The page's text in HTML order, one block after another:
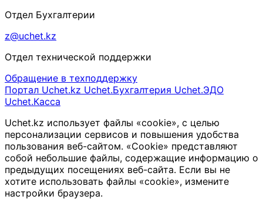
Отдел Бухгалтерии
z@uchet.kz
Отдел технической поддержки
Обращение в техподдержку
Портал Uchet.kz Uchet.Бухгалтерия Uchet.ЭДО
Uchet.Касса
Uchet.kz использует файлы «cookie», с целью
персонализации сервисов и повышения удобства
пользования веб-сайтом. «Cookie» представляют
собой небольшие файлы, содержащие информацию о
предыдущих посещениях веб-сайта. Если вы не
хотите использовать файлы «cookie», измените
настройки браузера.